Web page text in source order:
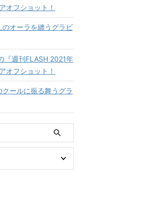
オフショット！
オーラを纏うグラビ
『週刊FLASH 2021年
オフショット！
ールに振る舞うグラ